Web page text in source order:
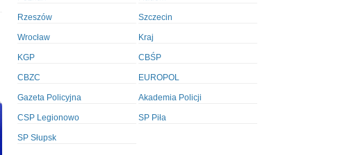
Rzeszów Szczecin
Wrocław Kraj
KGP CBŚP
CBZC EUROPOL
Gazeta Policyjna Akademia Policji
CSP Legionowo SP Piła
SP Słupsk